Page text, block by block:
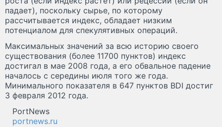
падает), поскольку сырье, по которому
рассчитывается индекс, обладает низким
потенциалом для спекулятивных операций.
Максимальных значений за всю историю своего
существования (более 11700 пунктов) индекс
достигал в мае 2008 года, а его обвальное падение
началось с середины июля того же года.
Минимального показателя в 647 пунктов BDI достиг
3 февраля 2012 года.
PortNews
portnews.ru